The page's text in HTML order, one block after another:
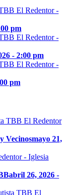
pm
- 2:00 pm
pm
Vecinosmayo 21,
abril 26, 2026 -